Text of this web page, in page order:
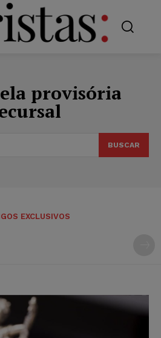
provisória
BUSCAR
EXCLUSIVOS